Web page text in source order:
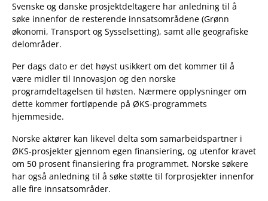
Svenske og danske prosjektdeltagere har anledning til å
søke innenfor de resterende innsatsområdene (Grønn
økonomi, Transport og Sysselsetting), samt alle geografiske
delområder.
Per dags dato er det høyst usikkert om det kommer til å
være midler til Innovasjon og den norske
programdeltagelsen til høsten. Nærmere opplysninger om
dette kommer fortløpende på ØKS-programmets
hjemmeside.
Norske aktører kan likevel delta som samarbeidspartner i
ØKS-prosjekter gjennom egen finansiering, og utenfor kravet
om 50 prosent finansiering fra programmet. Norske søkere
har også anledning til å søke støtte til forprosjekter innenfor
alle fire innsatsområder.